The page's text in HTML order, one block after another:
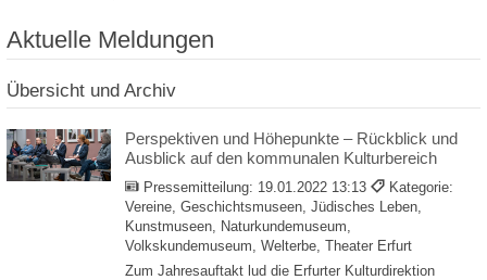
Aktuelle Meldungen
Übersicht und Archiv
Perspektiven und Höhepunkte – Rückblick und
Ausblick auf den kommunalen Kulturbereich
Pressemitteilung: 19.01.2022 13:13
Kategorie:
Vereine, Geschichtsmuseen, Jüdisches Leben,
Kunstmuseen, Naturkundemuseum,
Volkskundemuseum, Welterbe, Theater Erfurt
Zum Jahresauftakt lud die Erfurter Kulturdirektion